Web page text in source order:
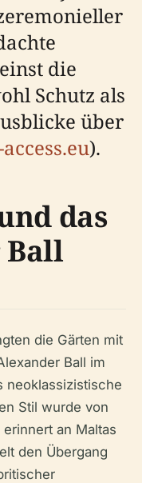
die
Schutz als
über
).
das
die Gärten mit
Ball im
neoklassizistische
Stil wurde von
an Maltas
den Übergang